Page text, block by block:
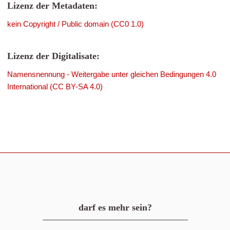
Lizenz der Metadaten:
kein Copyright / Public domain (CC0 1.0)
Lizenz der Digitalisate:
Namensnennung - Weitergabe unter gleichen Bedingungen 4.0
International (CC BY-SA 4.0)
darf es mehr sein?